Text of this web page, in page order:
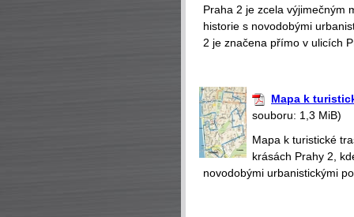
Praha 2 je zcela výjimečným
historie s novodobými
2 je značena přímo v ulicích
Mapa k
souboru: 1,3 MiB)
Mapa k turistické
krásách Prahy 2,
novodobými urbanistickými